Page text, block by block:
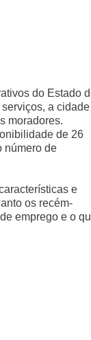
do Estado
a cidade
moradores.
de 26
número de
e
os recém-
emprego e o